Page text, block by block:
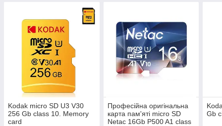
Kodak micro SD U3 V30
256 Gb class 10. Memory
card
Професійна оригінальна
карта пам'яті micro SD
Netac 16Gb P500 A1 class
Gb